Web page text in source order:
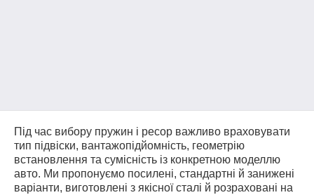
Під час вибору пружин і ресор важливо враховувати
тип підвіски, вантажопідйомність, геометрію
встановлення та сумісність із конкретною моделлю
авто. Ми пропонуємо посилені, стандартні й занижені
варіанти, виготовлені з якісної сталі й розраховані на